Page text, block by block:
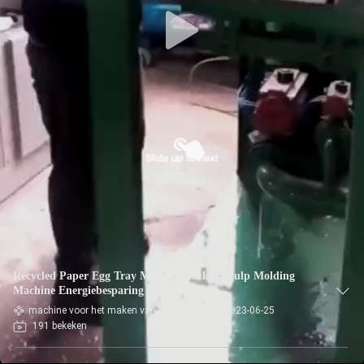
CONTACTEER
ONS
NIEUWS
ALLE
GEVALLEN
VRAAG
EEN
OFFERTE
AAN
Recycled Paper Egg Tray Making Machine Pulp Molding
Machine Energiebesparing
machine voor het maken van eiertrays
2023-06-25
191 bekeken